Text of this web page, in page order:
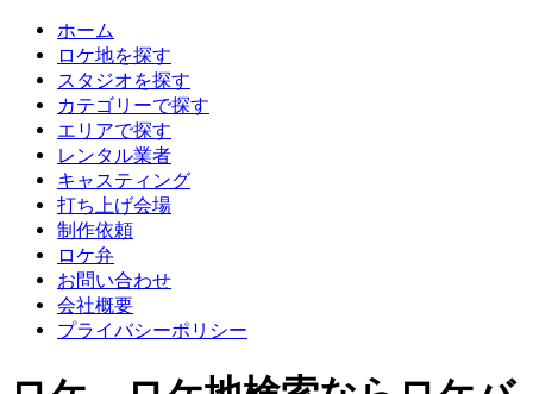
ホーム
ロケ地を探す
スタジオを探す
カテゴリーで探す
エリアで探す
レンタル業者
キャスティング
打ち上げ会場
制作依頼
ロケ弁
お問い合わせ
会社概要
プライバシーポリシー